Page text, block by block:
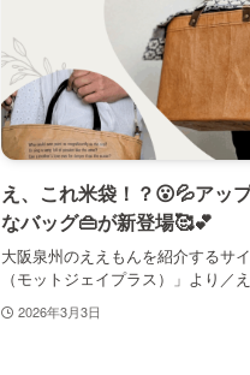
え、これ米袋！？😮💦アッ
なバッグ👜が新登場🥰💕
大阪泉州のええもんを紹介するサ
（モットジェイプラス）」より／
2026年3月3日